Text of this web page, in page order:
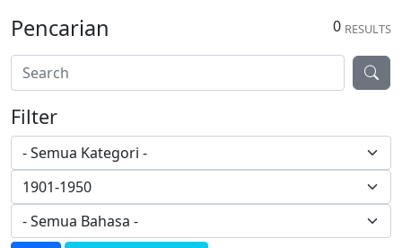
0 RESULTS
Pencarian
Filter